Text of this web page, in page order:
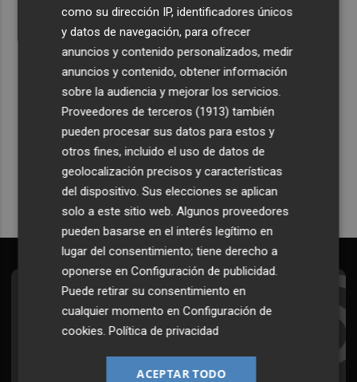
Recibe toda la actualidad de
Plaza Podcast en tu correo
Quiero suscribirme
Suscríbete al Boletín
Todos los días a primera hora en tu email
como su dirección IP, identificadores únicos
y datos de navegación, para ofrecer
anuncios y contenido personalizados, medir
anuncios y contenido, obtener información
sobre la audiencia y mejorar los servicios.
Proveedores de terceros (1913) también
pueden procesar sus datos para estos y
otros fines, incluido el uso de datos de
geolocalización precisos y características
del dispositivo. Sus elecciones se aplican
solo a este sitio web. Algunos proveedores
pueden basarse en el interés legítimo en
lugar del consentimiento; tiene derecho a
oponerse enConfiguración de publicidad.
Puede retirar su consentimiento en
cualquier momento enConfiguración de
cookies.Política de privacidad
ACEPTAR TODO